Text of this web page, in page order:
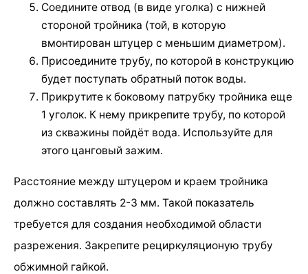
Соедините отвод (в виде уголка) с нижней
стороной тройника (той, в которую
вмонтирован штуцер с меньшим диаметром).
Присоедините трубу, по которой в конструкцию
будет поступать обратный поток воды.
Прикрутите к боковому патрубку тройника еще
1 уголок. К нему прикрепите трубу, по которой
из скважины пойдёт вода. Используйте для
этого цанговый зажим.
Расстояние между штуцером и краем тройника
должно составлять 2-3 мм. Такой показатель
требуется для создания необходимой области
разрежения. Закрепите рециркуляционую трубу
обжимной гайкой.